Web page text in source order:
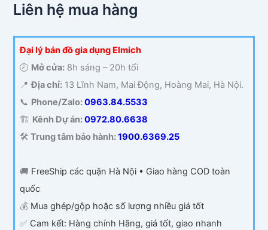
Liên hệ mua hàng
Đại lý bán đồ gia dụng Elmich
🕗 Mở cửa:8h sáng – 20h tối
📍Địa chỉ:13 Lĩnh Nam, Mai Động, Hoàng Mai, Hà Nội.
📞 Phone/Zalo:0963.84.5533
🏗️ Kênh Dự án:0972.80.6638
🛠️ Trung tâm bảo hành:1900.6369.25
🚚 FreeShip các quận Hà Nội • Giao hàng COD toàn
quốc
💰 Mua ghép/gộp hoặc số lượng nhiều giá tốt
✅ Cam kết: Hàng chính Hãng, giá tốt, giao nhanh